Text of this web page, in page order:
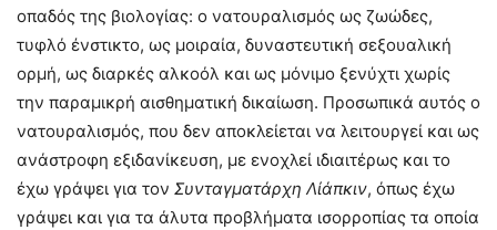
οπαδός της βιολογίας: ο νατουραλισμός ως ζωώδες,
τυφλό ένστικτο, ως μοιραία, δυναστευτική σεξουαλική
ορμή, ως διαρκές αλκοόλ και ως μόνιμο ξενύχτι χωρίς
την παραμικρή αισθηματική δικαίωση. Προσωπικά αυτός ο
νατουραλισμός, που δεν αποκλείεται να λειτουργεί και ως
ανάστροφη εξιδανίκευση, με ενοχλεί ιδιαιτέρως και το
έχω γράψει για τον Συνταγματάρχη Λίάπκιν, όπως έχω
γράψει και για τα άλυτα προβλήματα ισορροπίας τα οποία